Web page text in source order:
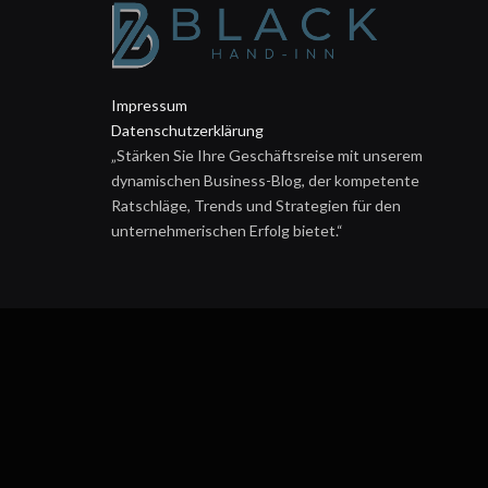
Impressum
Datenschutzerklärung
„Stärken Sie Ihre Geschäftsreise mit unserem
dynamischen Business-Blog, der kompetente
Ratschläge, Trends und Strategien für den
unternehmerischen Erfolg bietet.“